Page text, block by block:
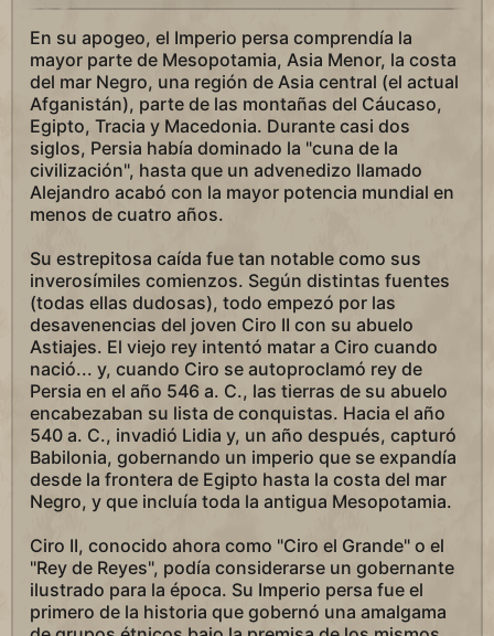
En su apogeo, el Imperio persa comprendía la
mayor parte de Mesopotamia, Asia Menor, la costa
del mar Negro, una región de Asia central (el actual
Afganistán), parte de las montañas del Cáucaso,
Egipto, Tracia y Macedonia. Durante casi dos
siglos, Persia había dominado la "cuna de la
civilización", hasta que un advenedizo llamado
Alejandro acabó con la mayor potencia mundial en
menos de cuatro años.
Su estrepitosa caída fue tan notable como sus
inverosímiles comienzos. Según distintas fuentes
(todas ellas dudosas), todo empezó por las
desavenencias del joven Ciro II con su abuelo
Astiajes. El viejo rey intentó matar a Ciro cuando
nació... y, cuando Ciro se autoproclamó rey de
Persia en el año 546 a. C., las tierras de su abuelo
encabezaban su lista de conquistas. Hacia el año
540 a. C., invadió Lidia y, un año después, capturó
Babilonia, gobernando un imperio que se expandía
desde la frontera de Egipto hasta la costa del mar
Negro, y que incluía toda la antigua Mesopotamia.
Ciro II, conocido ahora como "Ciro el Grande" o el
"Rey de Reyes", podía considerarse un gobernante
ilustrado para la época. Su Imperio persa fue el
primero de la historia que gobernó una amalgama